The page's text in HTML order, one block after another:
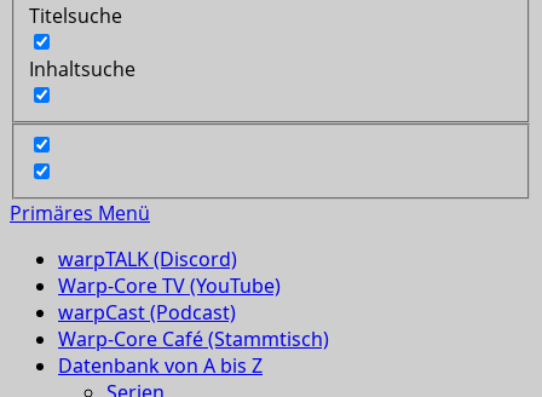
Titelsuche
Inhaltsuche
Primäres Menü
warpTALK (Discord)
Warp-Core TV (YouTube)
warpCast (Podcast)
Warp-Core Café (Stammtisch)
Datenbank von A bis Z